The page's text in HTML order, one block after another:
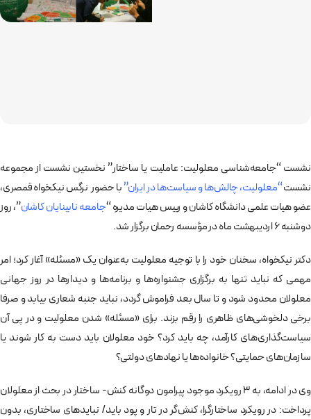
نشست “جامعه‌شناسی معلولیت: عاملیت یا ساختار” نخستین نشست از مجموعه
نشست“معلولیت، چالش‌ها و سیاست‌ها در ایران”با حضور نرگس نیکخواه قمصری،
عضو هیات علمی دانشگاه کاشان و رييس هيات مديره “جامعه نابينايان كاشان”، روز
دوشنبه 6 اردیبهشت ماه در مؤسسه رحمان برگزار شد.
دکتر نیکخواه، سخنان خود را با توجیه معلولیت به‌عنوان یک «مسئله» آغاز کرد؛ امر
مهمی که نباید تنها به برگزاری جشنواره‌ها و برنامه‌ها و دیدارها در روز جهانی
معلولان محدود شود و تا سال بعد فراموش گردد، نباید جنبه شعاری بیابد و صرفا
برخی دلخوشی‌های ظاهری را رقم بزند. برای «مسئله» شدن معلولیت و در پی آن
سیاست‌گذاری‌های کارآمد، چه باید کرد؟ خود معلولان باید دست به کار شوند یا
سازمان‌های حمایتی؟ خانواده‌ها یا نهادهای دولتی؟
وی در ادامه، به 3 رویکرد موجود پیرامون دوگانه کنش- ساختار در بحث از معلولان
پرداخت: در رویکرد ساختارگرا، کنش‌گر در تار و پود باید/ نبایدهای ساختاری، بدون